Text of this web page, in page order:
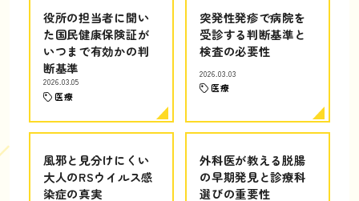
役所の担当者に聞い
た国民健康保険証が
いつまで有効かの判
断基準
2026.03.05
医療
突発性発疹で病院を
受診する判断基準と
検査の必要性
2026.03.03
医療
風邪と見分けにくい
大人のRSウイルス感
染症の真実
外科医が教える脱腸
の早期発見と診療科
選びの重要性